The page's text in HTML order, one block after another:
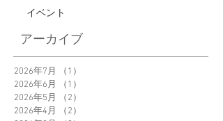
イベント
＜New Product＞
Grasses Pouch 新発
売
さ
アーカイブ
2026年7月 （1）
2026年6月
（1）
2026年5月
（2）
2026年4月
（2）